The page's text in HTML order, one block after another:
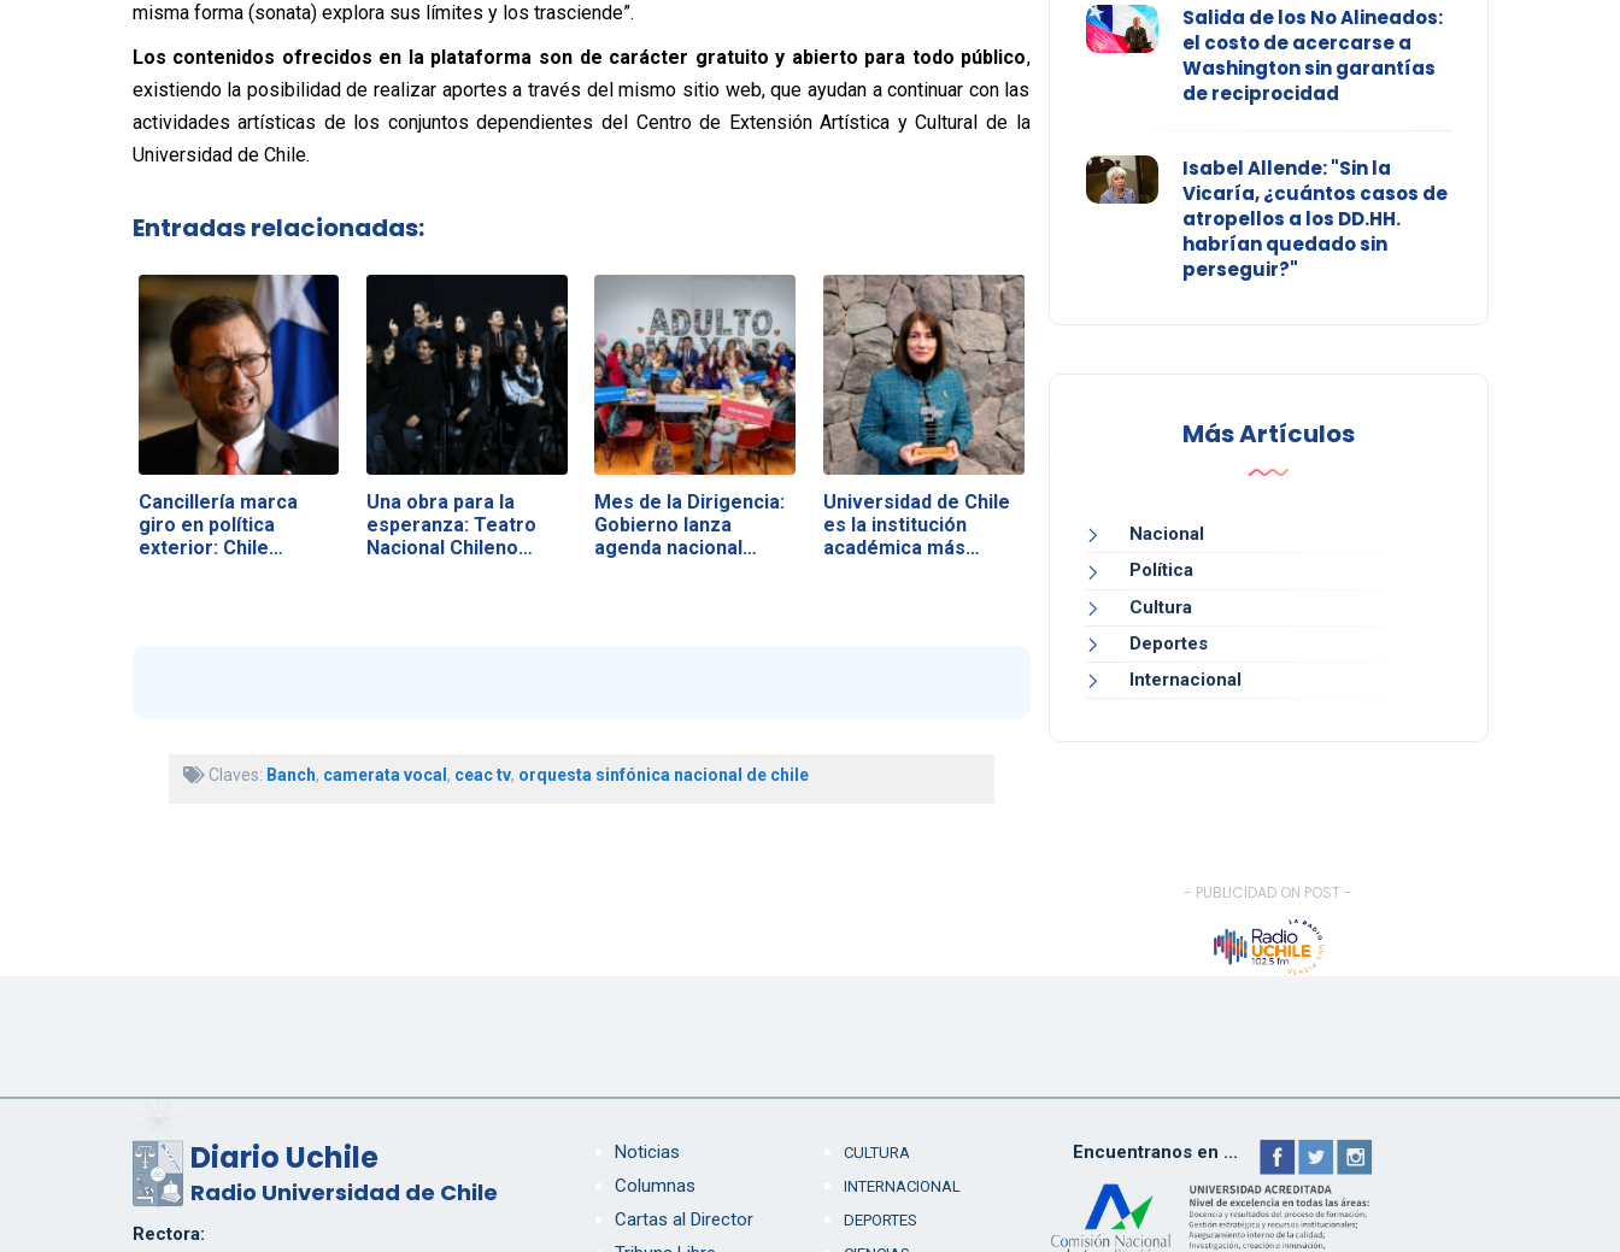
misma forma (sonata) explora sus límites y los trasciende”.
Los contenidos ofrecidos en la plataforma son de carácter gratuito y abierto para todo público,
existiendo la posibilidad de realizar aportes a través del mismo sitio web, que ayudan a continuar con las
actividades artísticas de los conjuntos dependientes del Centro de Extensión Artística y Cultural de la
Universidad de Chile.
Entradas relacionadas:
Cancillería marca
giro en política
exterior: Chile…
Una obra para la
esperanza: Teatro
Nacional Chileno…
Mes de la Dirigencia:
Gobierno lanza
agenda nacional…
Universidad de Chile
es la institución
académica más…
Claves: Banch, camerata vocal , ceac tv, orquesta sinfónica nacional de chile
Salida de los No Alineados:
el costo de acercarse a
Washington sin garantías
de reciprocidad
Isabel Allende: "Sin la
Vicaría, ¿cuántos casos de
atropellos a los DD.HH.
habrían quedado sin
perseguir?"
Más Artículos
Nacional
Política
Cultura
Deportes
Internacional
- PUBLICIDAD ON POST -
Diario Uchile
Radio Universidad de Chile
Rectora:
Noticias
Columnas
Cartas al Director
CULTURA
INTERNACIONAL
DEPORTES
Encuentranos en ...